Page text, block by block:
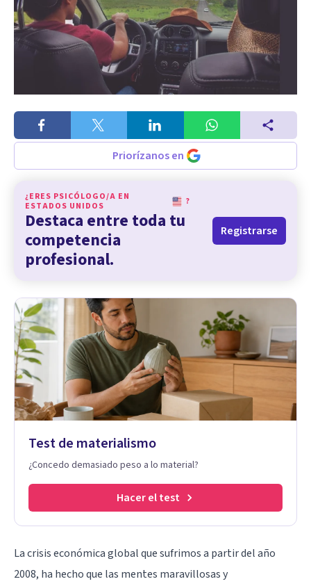
Priorízanos en
¿ERES PSICÓLOGO/A EN
ESTADOS UNIDOS
?
Destaca entre toda tu
competencia
profesional.
Registrarse
Test de materialismo
¿Concedo demasiado peso a lo material?
Hacer el test
La crisis económica global que sufrimos a partir del año
2008, ha hecho que las mentes maravillosas y